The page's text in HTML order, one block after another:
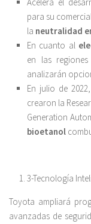
para su
la neutralidad
En cuanto al
en las
analizarán
En julio de
crearon la
Generation
bioetanol
3-Tecnología
Toyota ampliará
avanzadas de